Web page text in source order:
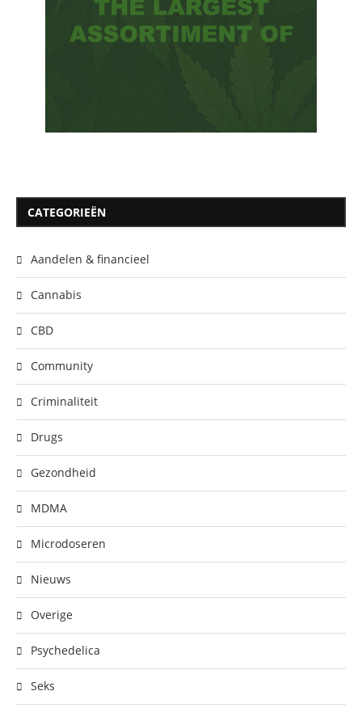
CATEGORIEËN
Aandelen & financieel
Cannabis
CBD
Community
Criminaliteit
Drugs
Gezondheid
MDMA
Microdoseren
Nieuws
Overige
Psychedelica
Seks